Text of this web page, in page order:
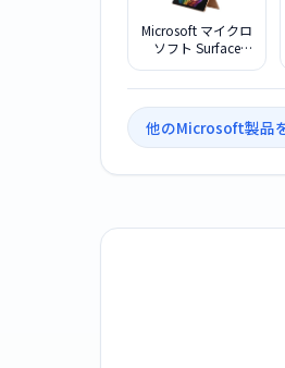
Microsoft マイクロ
ソフト Surface
他のMicrosoft製品